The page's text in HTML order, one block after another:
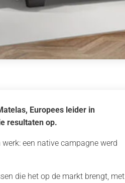
Europees leider in
resultaten op.
een native campagne werd
die het op de markt brengt, met